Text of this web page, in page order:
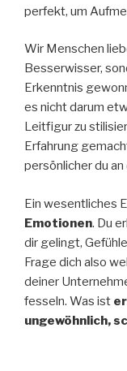
perfekt, um
Wir Menschen
Besserwisser,
Erkenntnis
es nicht darum
Leitfigur zu
Erfahrung
persönlicher du
Ein wesentliches
Emotionen. Du
dir gelingt,
Frage dich also
deiner
fesseln. Was ist
ungewöhnlich,